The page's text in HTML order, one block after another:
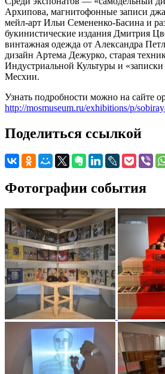
Архипова, магнитофонные записи
мейл-арт Ильи Семененко-Басина и
букинистические издания Дмитрия
винтажная одежда от Александра
дизайн Артема Дежурко, старая
Индустриальной Культуры и
Месхии.
Узнать подробности можно на сайте
http://mosmuseum.ru/exhibitions/p/
Поделиться ссылкой
Фотографии события